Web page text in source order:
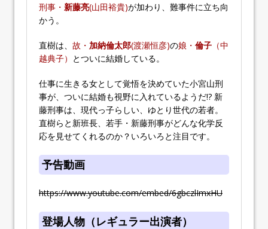
刑事・ 新藤亮(山田裕貴)が加わり、難事件に立ち向
かう。
直樹は、 故・ 加納倫太郎(渡瀬恒彦)の娘・ 倫子 （中
越典子） とついに結婚している。
仕事に生きる女として覚悟を決めていた小宮山刑
事が、ついに結婚も視野に入れているようだ!? 新
藤刑事は、現代っ子らしい、ゆとり世代の若者。
直樹らと新班長、若手・新藤刑事がどんな化学反
応を見せてくれるのか？いろいろと注目です。
予告動画
https://www.youtube.com/embed/6gbczlImxHU
登場人物（レギュラー出演者）